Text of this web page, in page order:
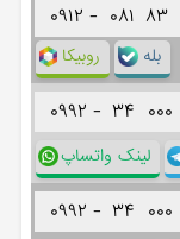
۰۹۱۲ - ۰۸۱ ۸۳
روبیکا بله
۰۹۹۲ - ۳۴ ۰۰۰
لینک واتساپ
۰۹۹۲ - ۳۴ ۰۰۰